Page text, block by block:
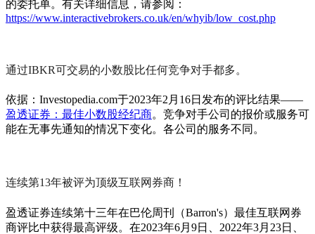
的委托单。有关详细信息，请参阅：
https://www.interactivebrokers.co.uk/en/whyib/low_cost.php
通过IBKR可交易的小数股比任何竞争对手都多。
依据：Investopedia.com于2023年2月16日发布的评比结果——
盈透证券：最佳小数股经纪商。竞争对手公司的报价或服务可
能在无事先通知的情况下变化。各公司的服务不同。
连续第13年被评为顶级互联网券商！
盈透证券连续第十三年在巴伦周刊（Barron's）最佳互联网券
商评比中获得最高评级。在2023年6月9日、2022年3月23日、